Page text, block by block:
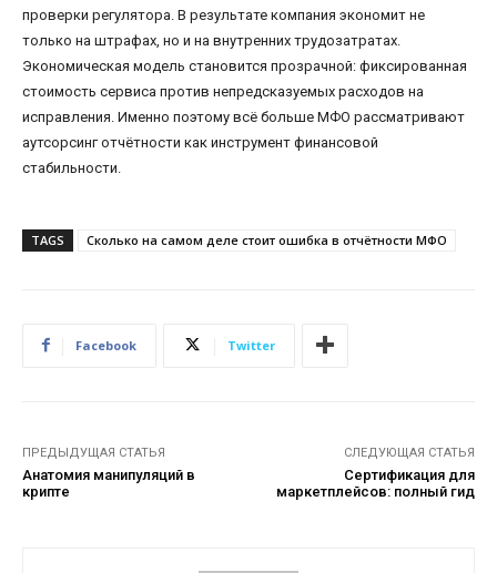
проверки регулятора. В результате компания экономит не
только на штрафах, но и на внутренних трудозатратах.
Экономическая модель становится прозрачной: фиксированная
стоимость сервиса против непредсказуемых расходов на
исправления. Именно поэтому всё больше МФО рассматривают
аутсорсинг отчётности как инструмент финансовой
стабильности.
TAGS Сколько на самом деле стоит ошибка в отчётности МФО
Facebook Twitter
ПРЕДЫДУЩАЯ СТАТЬЯ
Анатомия манипуляций в
крипте
СЛЕДУЮЩАЯ СТАТЬЯ
Сертификация для
маркетплейсов: полный гид